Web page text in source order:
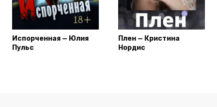
Испорченная — Юлия
Пульс
Плен — Кристина
Нордис